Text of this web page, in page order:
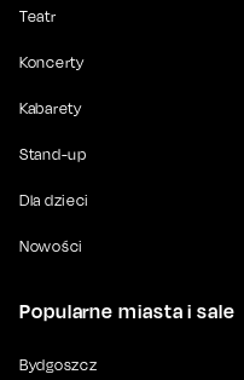
Teatr
Koncerty
Kabarety
Stand-up
Dla dzieci
Nowości
Popularne miasta i sale
Bydgoszcz